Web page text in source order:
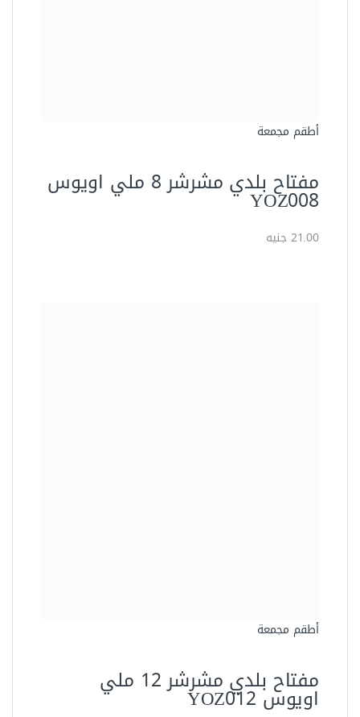
أطقم مجمعة
مفتاح بلدي مشرشر 8 ملي اويوس
YOZ008
21.00 جنيه
أطقم مجمعة
مفتاح بلدي مشرشر 12 ملي
اويوس YOZ012